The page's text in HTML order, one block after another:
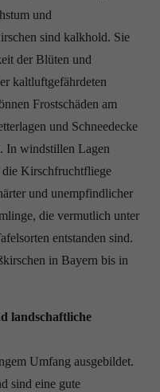
und
sind kalkhold. Sie
der Blüten und
kaltluftgefährdeten
Frostschäden am
und Schneedecke
In windstillen Lagen
die Kirschfruchtfliege
und unempfindlicher
die vermutlich unter
entstanden sind.
in Bayern bis in
landschaftliche
Umfang ausgebildet.
sind eine gute